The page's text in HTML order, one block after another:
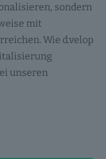
sondern
mit
Wie d.velop
unseren